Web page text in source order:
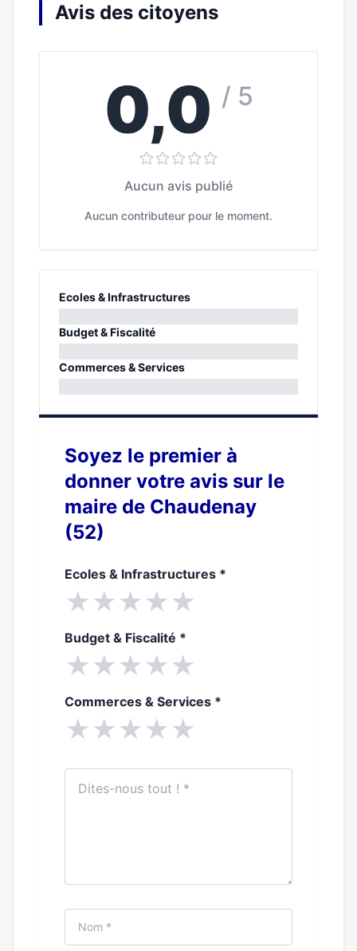
Avis des citoyens
0,0 / 5
Aucun avis publié
Aucun contributeur pour le moment.
Ecoles & Infrastructures
0%
Budget & Fiscalité
0%
Commerces & Services
Soyez le premier à
donner votre avis sur le
maire de Chaudenay
(52)
Ecoles & Infrastructures *
★★★★★
Budget & Fiscalité *
★★★★★
Commerces & Services *
★★★★★